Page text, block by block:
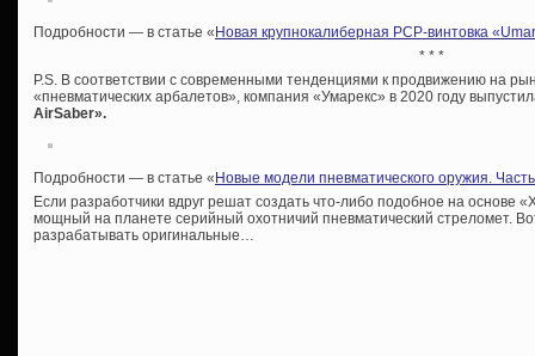
Подробности — в статье « Новая крупнокалиберная PCP-винтовка
* * *
P.S. В соответствии с современными тенденциями к продвижению на
«пневматических арбалетов», компания «Умарекс» в 2020 году
AirSaber».
Подробности — в статье « Новые модели пневматического оружия.
Если разработчики вдруг решат создать что-либо подобное на
мощный на планете серийный охотничий пневматический стреломет.
разрабатывать оригинальные…